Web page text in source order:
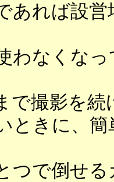
あれば設営
わなくな
で撮影を続
ときに、
つで倒せ